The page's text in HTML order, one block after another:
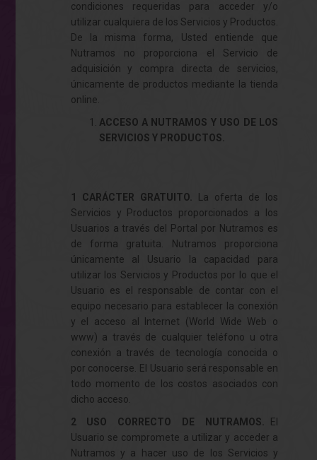
condiciones requeridas para acceder y/o
utilizar cualquiera de los Servicios y Productos.
De la misma forma, Usted entiende que
Nutramos no proporciona el Servicio de
adquisición y compra directa de servicios,
únicamente de productos mediante la tienda
online.
ACCESO A NUTRAMOS Y USO DE LOS
SERVICIOS Y PRODUCTOS.
1 CARÁCTER GRATUITO.
La oferta de los
Servicios y Productos proporcionados a los
Usuarios a través del Portal por Nutramos es
de forma gratuita.
Nutramos proporciona
únicamente al Usuario la capacidad para
utilizar los Servicios y Productos por lo que el
Usuario es el responsable de contar con el
equipo necesario para establecer la conexión
y el acceso al Internet (World Wide Web o
www) a través de cualquier teléfono u otra
conexión a través de tecnología conocida o
por conocerse. El Usuario será responsable en
todo momento de los costos asociados con
dicho acceso.
2 USO CORRECTO DE NUTRAMOS.
El
Usuario se compromete a utilizar y acceder a
Nutramos y a hacer uso de los Servicios y